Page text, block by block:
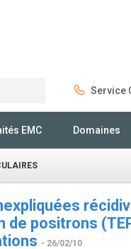
Service
EMC Domaines
positrons
- 26/02/10